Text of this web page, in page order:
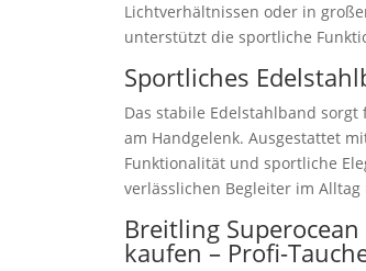
Lichtverhältnissen oder in
unterstützt die sportliche
Sportliches
Das stabile Edelstahlband
am Handgelenk. Ausgestattet
Funktionalität und sportliche
verlässlichen Begleiter im
Breitling
kaufen – Profi-